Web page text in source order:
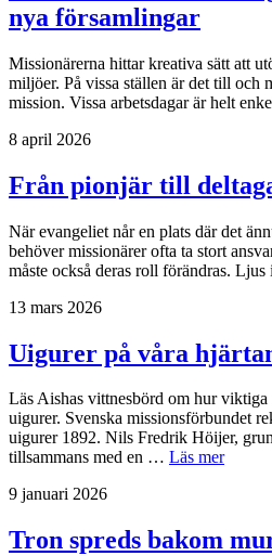
nya församlingar
Missionärerna hittar kreativa sätt att
miljöer. På vissa ställen är det till och
mission. Vissa arbetsdagar är helt
8 april 2026
Från pionjär till
När evangeliet når en plats där det
behöver missionärer ofta ta stort
måste också deras roll förändras.
13 mars 2026
Uigurer på våra
Läs Aishas vittnesbörd om hur
uigurer. Svenska missionsförbundet
uigurer 1892. Nils Fredrik Höijer,
tillsammans med en … Läs mer
9 januari 2026
Tron spreds bakom